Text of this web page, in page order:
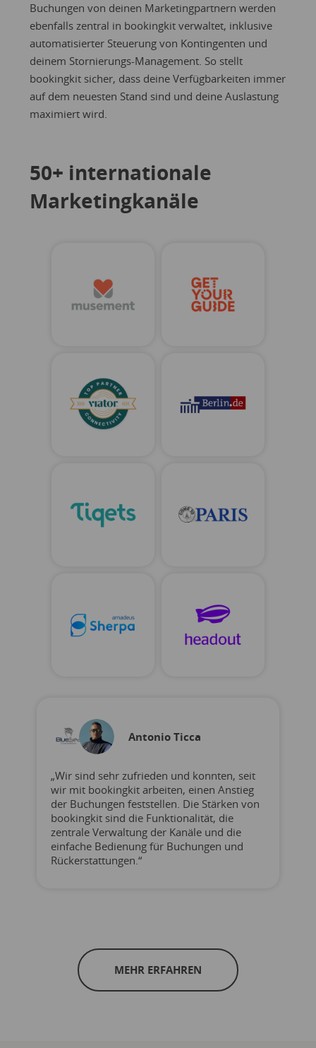
Buchungen von deinen Marketingpartnern werden
ebenfalls zentral in bookingkit verwaltet, inklusive
automatisierter Steuerung von Kontingenten und
deinem Stornierungs-Management. So stellt
bookingkit sicher, dass deine Verfügbarkeiten immer
auf dem neuesten Stand sind und deine Auslastung
maximiert wird.
50+ internationale
Marketingkanäle
Antonio Ticca
„Wir sind sehr zufrieden und konnten, seit
wir mit bookingkit arbeiten, einen Anstieg
der Buchungen feststellen. Die Stärken von
bookingkit sind die Funktionalität, die
zentrale Verwaltung der Kanäle und die
einfache Bedienung für Buchungen und
Rückerstattungen.“
MEHR ERFAHREN